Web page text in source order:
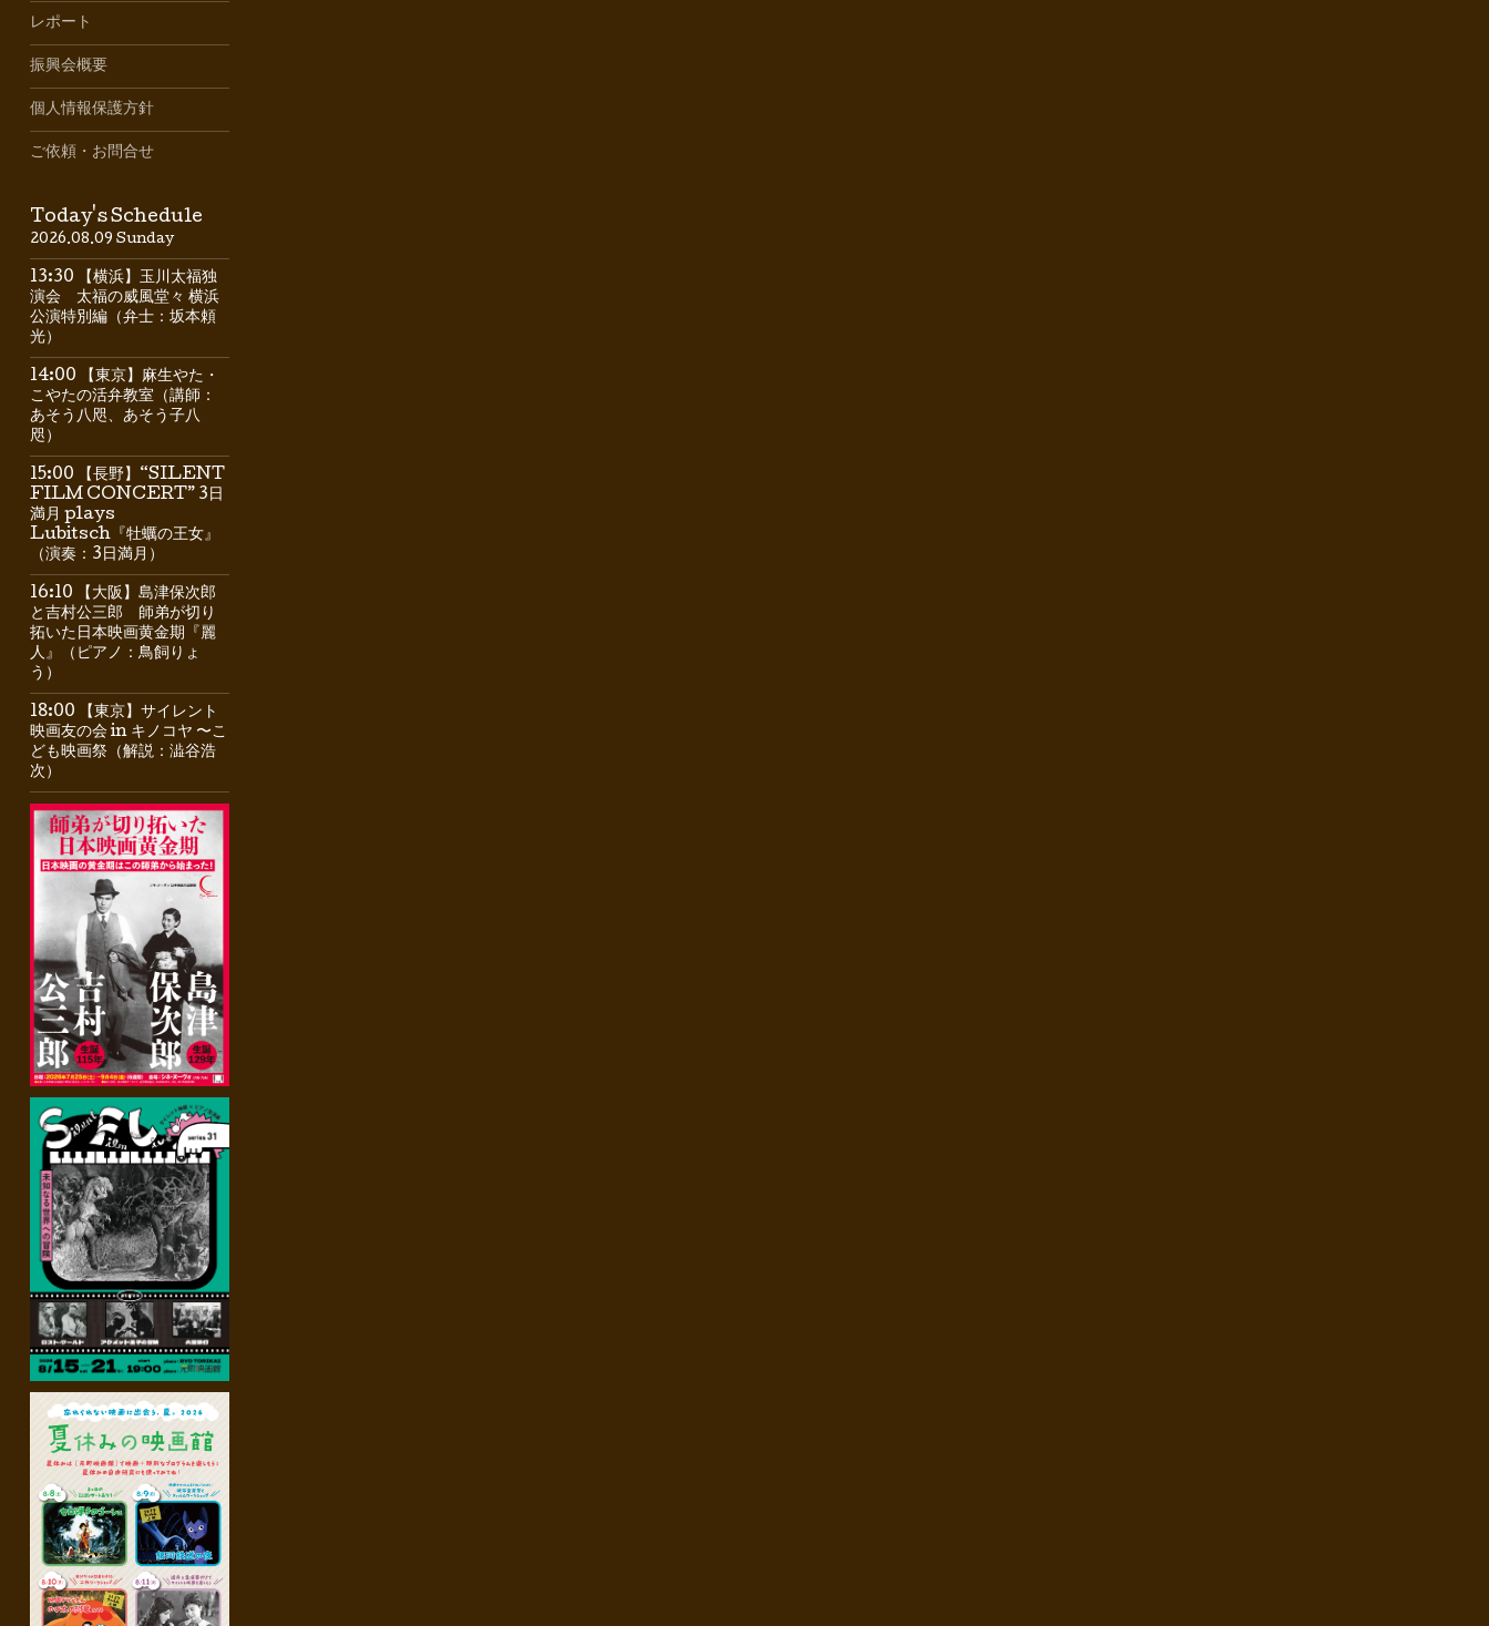
レポート
振興会概要
個人情報保護方針
ご依頼・お問合せ
Today's Schedule
2026.08.09 Sunday
13:30 【横浜】玉川太福独
演会 太福の威風堂々 横浜
公演特別編（弁士：坂本頼
光）
14:00 【東京】麻生やた・
こやたの活弁教室（講師：
あそう八咫、あそう子八
咫）
15:00 【長野】“SILENT
FILM CONCERT” 3日
満月 plays
Lubitsch『牡蠣の王女』
（演奏：3日満月）
16:10 【大阪】島津保次郎
と吉村公三郎 師弟が切り
拓いた日本映画黄金期『麗
人』（ピアノ：鳥飼りょ
う）
18:00 【東京】サイレント
映画友の会 in キノコヤ 〜こ
ども映画祭（解説：澁谷浩
次）